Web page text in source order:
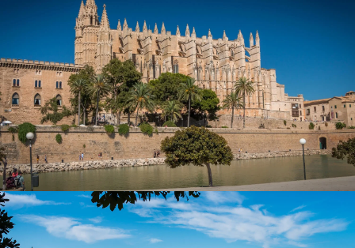
Características principales:
Ubicación:Se sitúa junto al paseo marítimo y
constituye comopuerta de entrada al casco
antiguo.
Arquitectura:De estilogótico, que data de los
siglos XIV-XVI.
Diseño interior:Famosa por los detalles creados por
Antoni Gaudí, quien transformó su interior con un
toque moderno. El diseño de Gaudí inunda la catedral
de luz gracias a sus grandes vidrieras. Además,
cuenta con una de lasnaves más anchas y altas del
mundo.